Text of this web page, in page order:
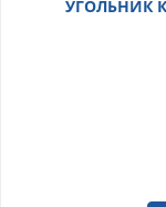
УГОЛЬНИК